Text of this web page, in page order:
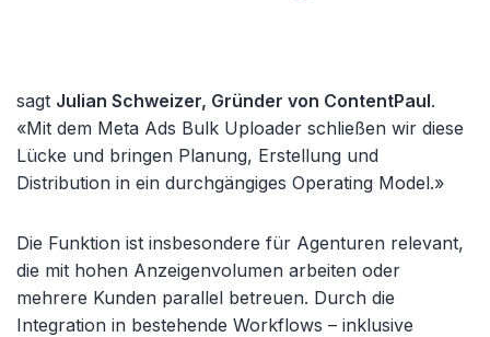
sagt Julian Schweizer, Gründer von ContentPaul.
«Mit dem Meta Ads Bulk Uploader schließen wir diese
Lücke und bringen Planung, Erstellung und
Distribution in ein durchgängiges Operating Model.»
Die Funktion ist insbesondere für Agenturen relevant,
die mit hohen Anzeigenvolumen arbeiten oder
mehrere Kunden parallel betreuen. Durch die
Integration in bestehende Workflows – inklusive